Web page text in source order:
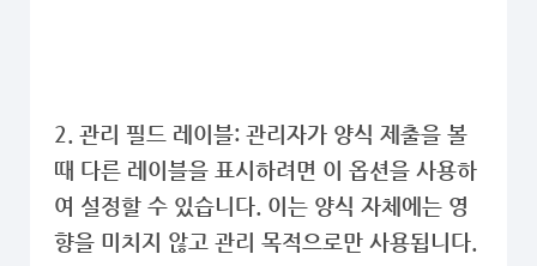
2. 관리 필드 레이블: 관리자가 양식 제출을 볼
때 다른 레이블을 표시하려면 이 옵션을 사용하
여 설정할 수 있습니다. 이는 양식 자체에는 영
향을 미치지 않고 관리 목적으로만 사용됩니다.